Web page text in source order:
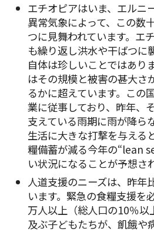
エチオピアはいま、エルニ
異常気象によって、この数
つに見舞われています。エ
も繰り返し洪水や干ばつに
自体は珍しいことではあり
はその規模と被害の甚大さ
るかに超えています。この
業に従事しており、昨年、
支えている雨期に雨が降ら
生活に大きな打撃を与える
糧備蓄が減る今年の“lean
い状況になることが予想さ
人道支援のニーズは、昨年
います。緊急の食糧支援を
万人以上（総人口の10％
及ぶ子どもたちが、飢餓や